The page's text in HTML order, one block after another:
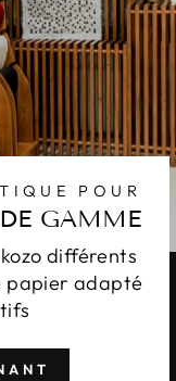
POUR
GAMME
différents
papier adapté